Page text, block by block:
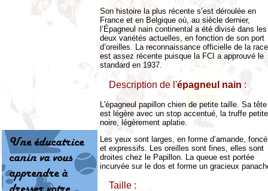
Son histoire la plus récente s’est déroulée en
France et en Belgique où, au siècle dernier,
l’Épagneul nain continental a été divisé dans les
deux variétés actuelles, en fonction de son port
d’oreilles. La reconnaissance officielle de la race
est assez récente puisque la FCI a approuvé le
standard en 1937.
Description de l'épagneul nain :
L'épagneul papillon chien de petite taille. Sa tête
est légère avec un stop accentué, la truffe
noire, légèrement aplatie.
Les yeux sont larges, en forme d’amande,
et expressifs. Les oreilles sont fines, elles sont
droites chez le Papillon. La queue est portée
incurvée sur le dos et forme un gracieux
Taille :